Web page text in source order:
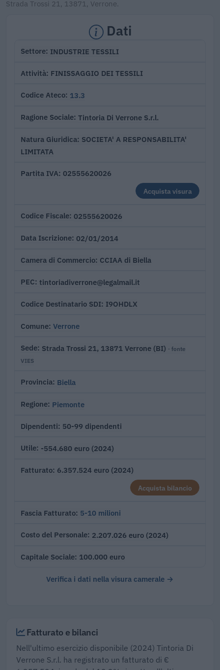
Strada Trossi 21, 13871, Verrone.
Dati
Settore INDUSTRIE TESSILI
Attività FINISSAGGIO DEI TESSILI
Codice Ateco 13.3
Ragione Sociale Tintoria Di Verrone S.r.l.
Natura Giuridica SOCIETA' A RESPONSABILITA'
LIMITATA
Partita IVA 02555620026
Acquista visura
Codice Fiscale 02555620026
Data Iscrizione 02/01/2014
Camera di Commercio CCIAA di Biella
PEC tintoriadiverrone@legalmail.it
Codice Destinatario SDI I9OHDLX
Comune Verrone
Sede Strada Trossi 21, 13871 Verrone (BI) · fonte
VIES
Provincia Biella
Regione Piemonte
Dipendenti 50-99 dipendenti
Utile -554.680 euro (2024)
Fatturato 6.357.524 euro (2024)
Acquista bilancio
Fascia Fatturato 5-10 milioni
Costo del Personale 2.207.026 euro (2024)
Capitale Sociale 100.000 euro
Verifica i dati nella visura camerale →
Fatturato e bilanci
Nell'ultimo esercizio disponibile (2024) Tintoria Di
Verrone S.r.l. ha registrato un fatturato di €